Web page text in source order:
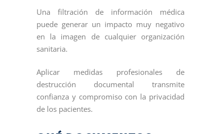
Una filtración de información médica
puede generar un impacto muy negativo
en la imagen de cualquier organización
sanitaria.
Aplicar medidas profesionales de
destrucción documental transmite
confianza y compromiso con la privacidad
de los pacientes.